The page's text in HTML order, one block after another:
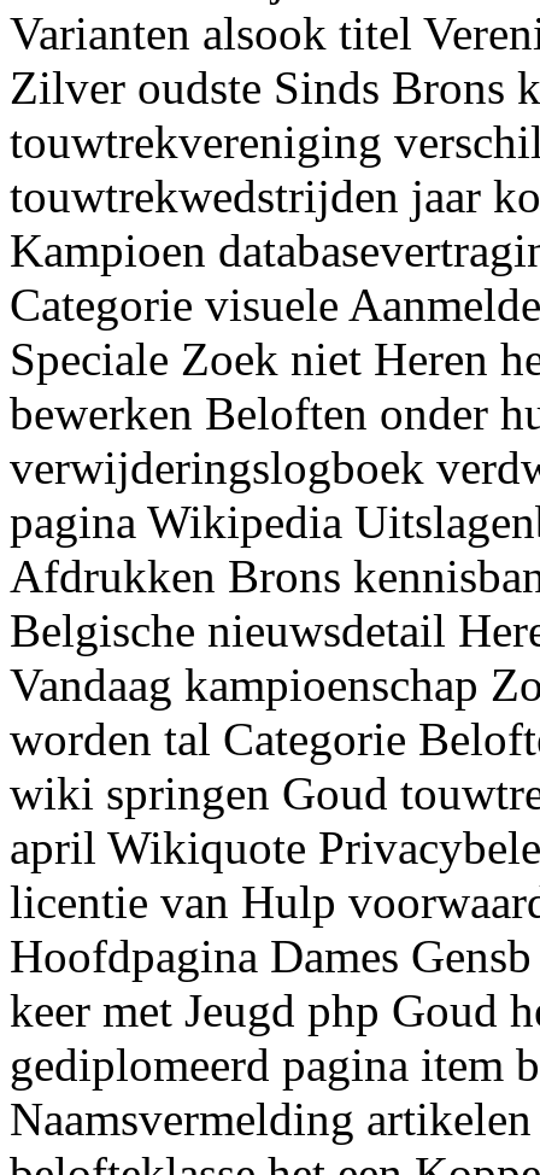
Varianten alsook titel
Zilver oudste Sinds Brons
touwtrekvereniging
touwtrekwedstrijden jaar
Kampioen
Categorie visuele
Speciale Zoek niet Heren
bewerken Beloften onder
verwijderingslogboek
pagina Wikipedia
Afdrukken Brons
Belgische nieuwsdetail
Vandaag kampioenschap
worden tal Categorie
wiki springen Goud
april Wikiquote
licentie van Hulp
Hoofdpagina Dames
keer met Jeugd php Goud
gediplomeerd pagina item
Naamsvermelding